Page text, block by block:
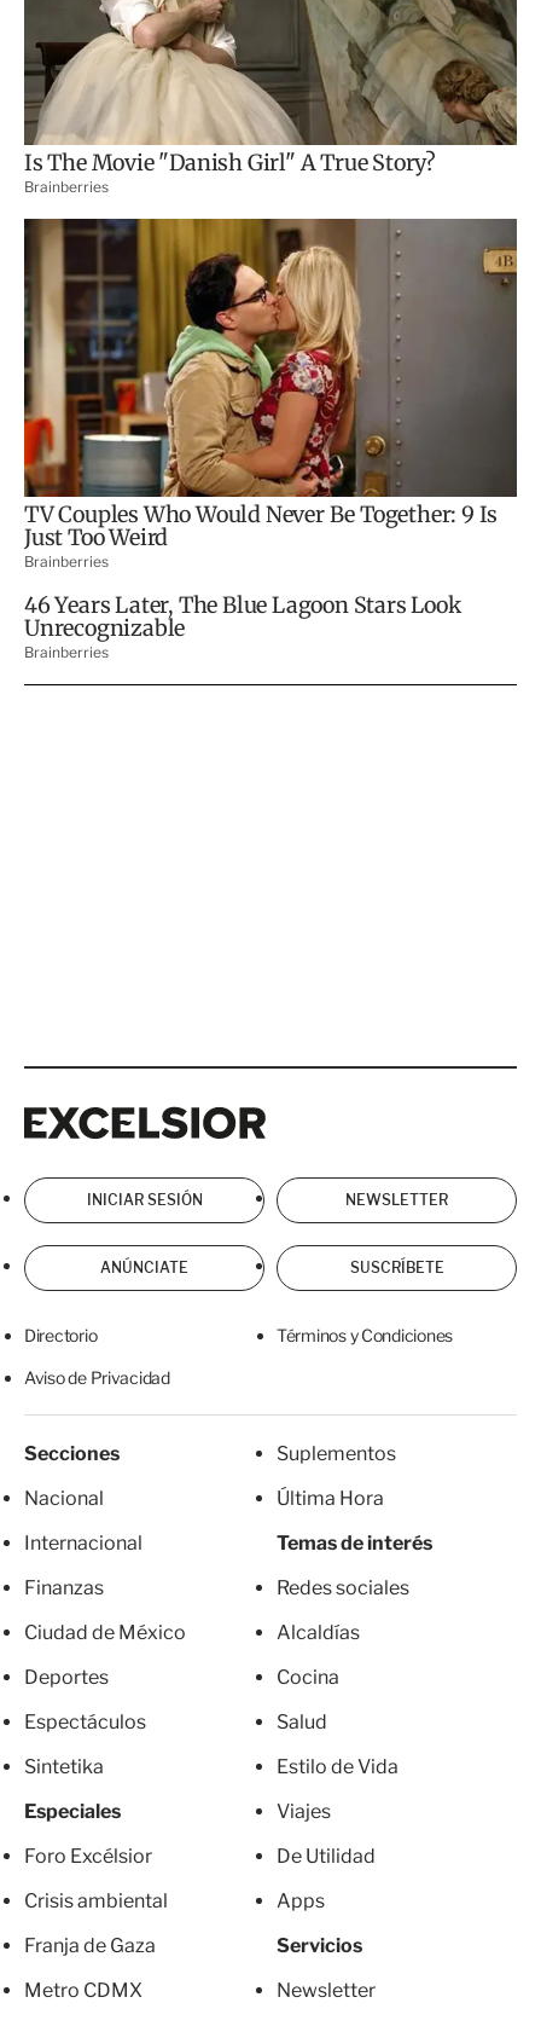
INICIAR SESIÓN NEWSLETTER
ANÚNCIATE SUSCRÍBETE
Directorio Términos y Condiciones
Aviso de Privacidad
Secciones
Nacional
Internacional
Finanzas
Ciudad de México
Deportes
Espectáculos
Sintetika
Especiales
Foro Excélsior
Crisis ambiental
Franja de Gaza
Metro CDMX
Suplementos
Última Hora
Temas de interés
Redes sociales
Alcaldías
Cocina
Salud
Estilo de Vida
Viajes
De Utilidad
Apps
Servicios
Newsletter